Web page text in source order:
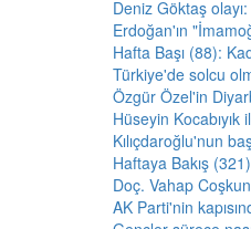
Deniz Göktaş
Erdoğan'ın
Hafta Başı (88):
Türkiye'de solcu
Özgür Özel'in
Hüseyin
Kılıçdaroğlu'nun
Haftaya Bakış
Doç. Vahap
AK Parti'nin